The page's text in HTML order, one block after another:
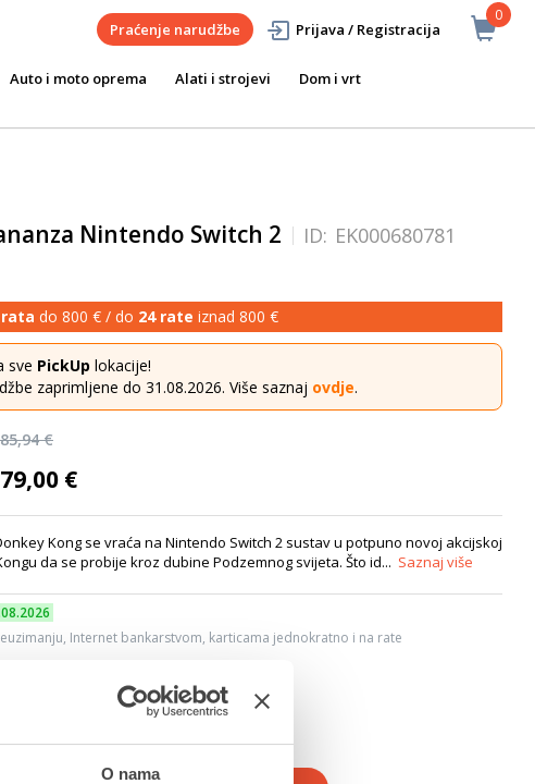
O nama
0
Praćenje narudžbe Prijava / Registracija
Auto i moto oprema Alati i strojevi
Dom i vrt
Nintendo Switch 2 ID: EK000680781
rata do 800 € / do 24 rate iznad 800 €
sve PickUp lokacije!
zaprimljene do 31.08.2026. Više saznaj ovdje.
85,94 €
79,00 €
Donkey Kong se vraća na Nintendo Switch 2 sustav u potpuno novoj akcijskoj
da se probije kroz dubine Podzemnog svijeta. Što id... Saznaj više
Internet bankarstvom, karticama jednokratno i na rate